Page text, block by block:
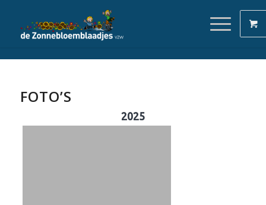
FOTO’S
2025